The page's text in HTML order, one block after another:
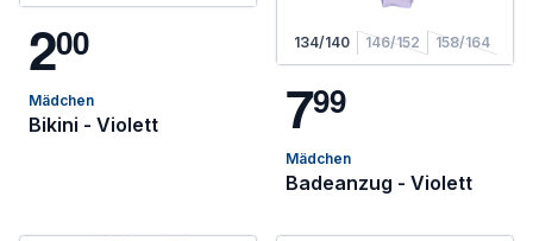
200
Mädchen
Bikini - Violett
134/140 146/152 158/164
799
Mädchen
Badeanzug - Violett